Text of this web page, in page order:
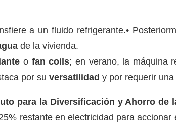
a un fluido refrigerante.•
de la vivienda.
o fan coils; en verano, la máquina
por su versatilidad y por requerir
para la Diversificación y Ahorro de
restante en electricidad para